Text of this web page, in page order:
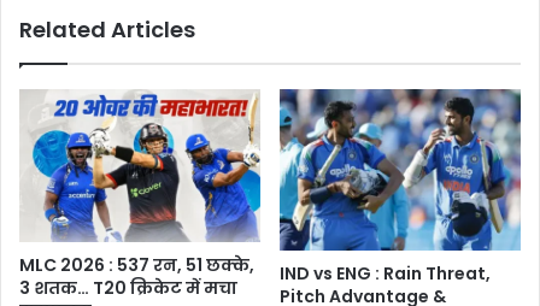
Related Articles
MLC 2026 : 537 रन, 51 छक्के,
3 शतक… T20 क्रिकेट में मचा
IND vs ENG : Rain Threat,
Pitch Advantage &